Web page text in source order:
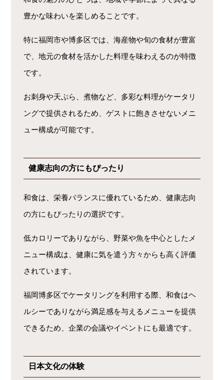
豊かな味わいを楽しめることです。
特に福岡市や博多区では、海産物や旬の食材が豊富
で、地元の食材を活かした料理を味わえるのが特徴
です。
お刺身や天ぷら、煮物など、多彩な料理がケータリ
ングで提供されるため、ゲストに飽きさせないメニ
ュー構成が可能です。
健康志向の方にもぴったり
和食は、栄養バランスに優れているため、健康志向
の方にもぴったりの選択です。
低カロリーでありながら、野菜や魚を中心としたメ
ニュー構成は、健康に気を遣う方々からも高く評価
されています。
福岡博多区でケータリングを利用する際、和食はヘ
ルシーでありながら満足感を与えるメニューを提供
できるため、企業の会議やイベントにも最適です。
日本文化の体験